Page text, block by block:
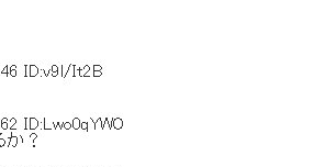
ID:v9l/It2B
ID:Lwo0qYWO
か？